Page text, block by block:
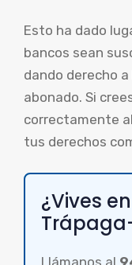
Esto ha dado
bancos sean
dando derecho
abonado. Si
correctamente
tus derechos
¿Vives
Llámanos al